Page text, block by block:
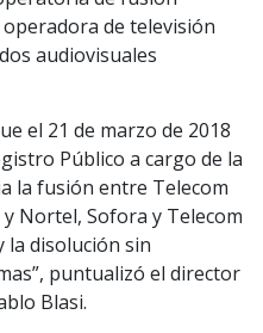
de televisión
audiovisuales
el 21 de marzo de 2018
Público a cargo de la
la fusión entre Telecom
Nortel, Sofora y Telecom
la disolución sin
puntualizó el director
Blasi.